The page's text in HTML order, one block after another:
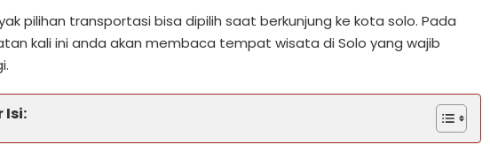
pilihan transportasi bisa dipilih saat berkunjung ke kota solo. Pada
kali ini anda akan membaca tempat wisata di Solo yang wajib
Isi: